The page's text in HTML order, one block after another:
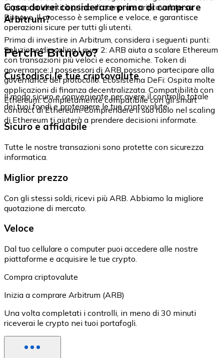
la propria identità prima di comprare criptovalute su
Bitnovo. Il processo è semplice e veloce, e garantisce
operazioni sicure per tutti gli utenti.
Cosa dovrei considerare prima di comprare
Arbitrum?
Prima di investire in Arbitrum, considera i seguenti punti:
Soluzione di scaling Layer 2: ARB aiuta a scalare Ethereum
con transazioni più veloci e economiche. Token di
governance: I possessori di ARB possono partecipare alla
governance del protocollo. Ecosistema DeFi: Ospita molte
applicazioni di finanza decentralizzata. Compatibilità con
Ethereum: Completamente compatibile con gli smart
contract di Ethereum. Comprendere il suo ruolo nel scaling
di Ethereum ti aiuterà a prendere decisioni informate.
Perché Bitnovo?
Custodisci le tue criptovalute
Il modo sicuro e conveniente per avere il controllo totale
dei tuoi fondi e proteggere le tue criptovalute.
Sicuro e affidabile
Tutte le nostre transazioni sono protette con sicurezza
informatica.
Miglior prezzo
Con gli stessi soldi, ricevi più ARB. Abbiamo la migliore
quotazione di mercato.
Veloce
Dal tuo cellulare o computer puoi accedere alle nostre
piattaforme e acquisire le tue crypto.
Compra criptovalute
Inizia a comprare Arbitrum (ARB)
Una volta completati i controlli, in meno di 30 minuti
riceverai le crypto nei tuoi portafogli.